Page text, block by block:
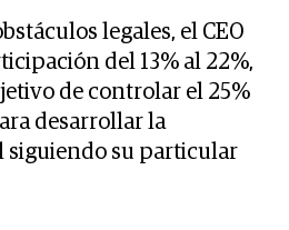
legales, el CEO
del 13% al 22%,
de controlar el 25%
desarrollar la
su particular